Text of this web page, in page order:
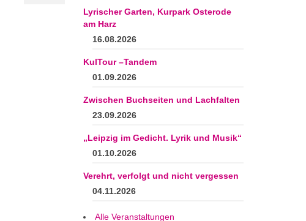
Lyrischer Garten, Kurpark Osterode
am Harz
16.08.2026
KulTour –Tandem
01.09.2026
Zwischen Buchseiten und Lachfalten
23.09.2026
„Leipzig im Gedicht. Lyrik und Musik“
01.10.2026
Verehrt, verfolgt und nicht vergessen
04.11.2026
Alle Veranstaltungen